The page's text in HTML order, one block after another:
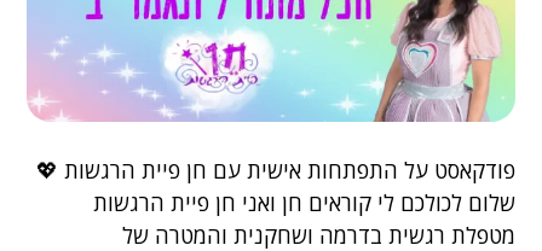
פודקאסט על התפתחות אישית עם חן פיית הרגשות 💖
שלום לכולכם לי קוראים חן ואני חן פיית הרגשות
מטפלת רגשית בדרמה ושחקנית והמטרה של